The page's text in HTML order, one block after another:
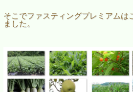
そこでファスティングプレミアムは
ました。